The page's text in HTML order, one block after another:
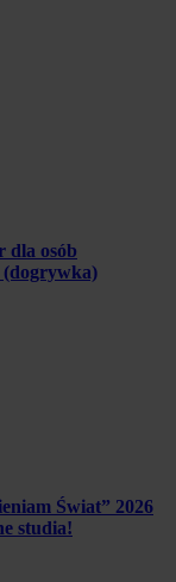
dla osób
(dogrywka)
Świat” 2026
studia!